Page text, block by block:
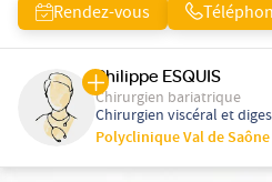
Rendez-vous
Philippe ESQUIS
Chirurgien bariatrique
Chirurgien viscéral et
Polyclinique Val de